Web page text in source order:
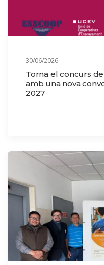
30/06/2026
Torna el concurs
amb una nova
2027